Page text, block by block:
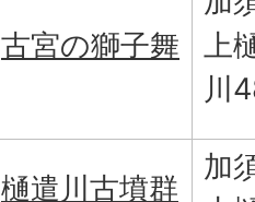
古宮の獅子舞
上
川
樋遣川古墳群
加